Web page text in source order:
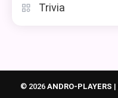
Trivia
© 2026 ANDRO-PLAYERS |